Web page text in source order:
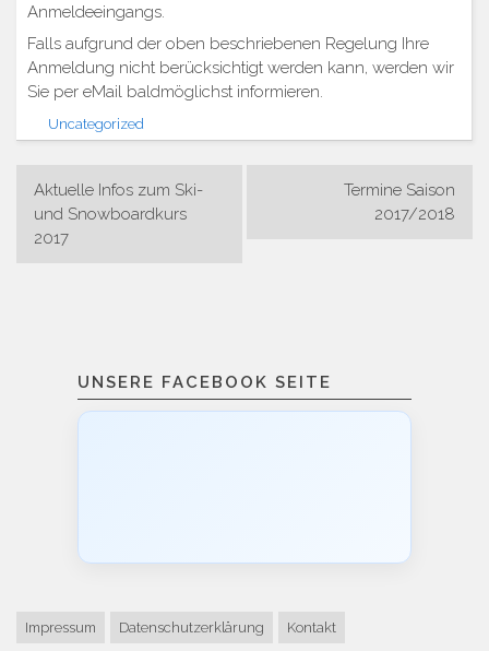
Anmeldeeingangs.
Falls aufgrund der oben beschriebenen Regelung Ihre
Anmeldung nicht berücksichtigt werden kann, werden wir
Sie per eMail baldmöglichst informieren.
Uncategorized
Beitragsnavigation
Aktuelle Infos zum Ski-
und Snowboardkurs
2017
Termine Saison
2017/2018
UNSERE FACEBOOK SEITE
Impressum Datenschutzerklärung Kontakt